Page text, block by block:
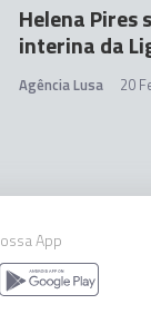
Helena Pires
interina da
Agência Lusa 20
App